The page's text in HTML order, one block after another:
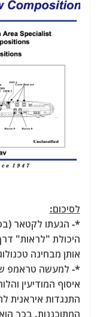
לסיכום:
*- הגעתו לקטאר
היכולת "לראות"
אותן מבחינה
*- למעשה טראמפ
איסוף המודיעין
התנגדות איראנית
המתוכננות. בכך